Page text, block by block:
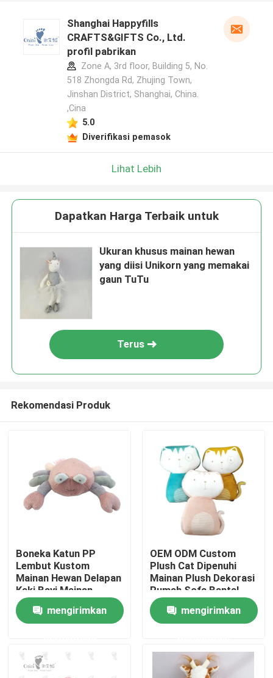
Rumah
Produk
Tentang kami
Shanghai Happyfills
CRAFTS&GIFTS Co., Ltd.
profil pabrikan
Zone A, 3rd floor, Building 5, No.
518 Zhongda Rd, Zhujing Town,
Jinshan District, Shanghai, China.
,Cina
5.0
Diverifikasi pemasok
Lihat Lebih
Dapatkan Harga Terbaik untuk
Ukuran khusus mainan hewan
yang diisi Unikorn yang memakai
gaun TuTu
Terus
Rekomendasi Produk
Boneka Katun PP
Lembut Kustom
Mainan Hewan Delapan
Kaki Bayi Mainan
Hewan Kepiting Mewah
Multi Warnamengirimkan
OEM ODM Custom
Plush Cat Dipenuhi
Mainan Plush Dekorasi
Rumah Sofa Bantal
Popular Dipenuhi
Super Soft Animal
Mainan
mengirimkan